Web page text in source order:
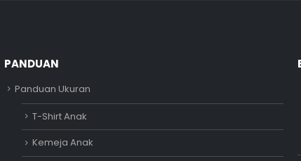
PANDUAN
Panduan Ukuran
T-Shirt Anak
Kemeja Anak